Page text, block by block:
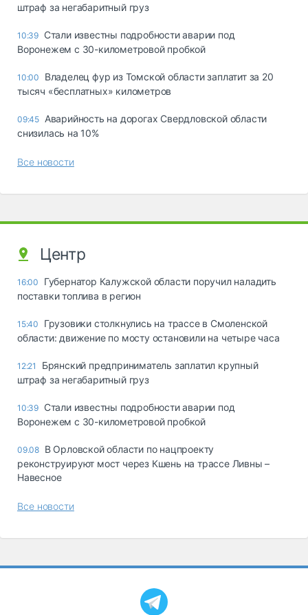
штраф за негабаритный груз
10:39 Стали известны подробности аварии под
Воронежем с 30-километровой пробкой
10:00
Владелец фур из Томской области заплатит за 20
тысяч «бесплатных» километров
09:45 Аварийность на дорогах Свердловской области
снизилась на 10%
Все новости
Центр
16:00
Губернатор Калужской области поручил наладить
поставки топлива в регион
15:40
Грузовики столкнулись на трассе в Смоленской
области: движение по мосту остановили на четыре часа
12:21
Брянский предприниматель заплатил крупный
штраф за негабаритный груз
10:39 Стали известны подробности аварии под
Воронежем с 30-километровой пробкой
09.08 В Орловской области по нацпроекту
реконструируют мост через Кшень на трассе Ливны –
Навесное
Все новости